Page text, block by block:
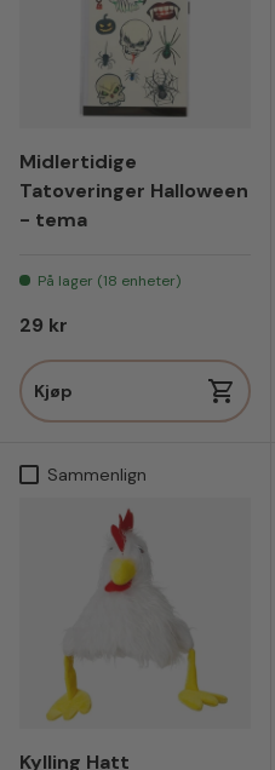
Midlertidige
Tatoveringer Halloween
- tema
På lager (18 enheter)
Vanlig pris
29 kr
Kjøp
Sammenlign
Kylling Hatt